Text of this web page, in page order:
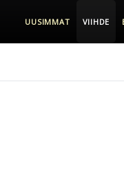
UUSIMMAT VIIHDE